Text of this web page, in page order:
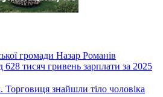
громади Назар Романів
628 тисяч гривень зарплати за 2025
Торговиця знайшли тіло чоловіка